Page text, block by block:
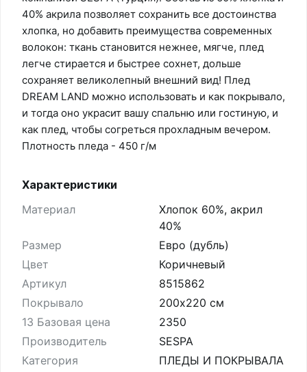
40% акрила позволяет сохранить все достоинства
хлопка, но добавить преимущества современных
волокон: ткань становится нежнее, мягче, плед
легче стирается и быстрее сохнет, дольше
сохраняет великолепный внешний вид! Плед
DREAM LAND можно использовать и как покрывало,
и тогда оно украсит вашу спальню или гостиную, и
как плед, чтобы согреться прохладным вечером.
Плотность пледа - 450 г/м
Характеристики
Материал
Хлопок 60%, акрил
40%
Размер
Евро (дубль)
Цвет
Коричневый
Артикул
8515862
Покрывало
200х220 см
13 Базовая цена
2350
Производитель
SESPA
Категория
ПЛЕДЫ И ПОКРЫВАЛА